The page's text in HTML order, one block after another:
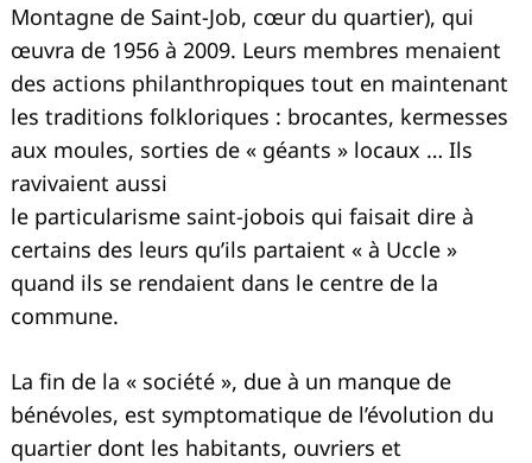
Montagne de Saint-Job, cœur du quartier), qui
œuvra de 1956 à 2009. Leurs membres menaient
des actions philanthropiques tout en maintenant
les traditions folkloriques : brocantes, kermesses
aux moules, sorties de « géants » locaux … Ils
ravivaient aussi
le particularisme saint-jobois qui faisait dire à
certains des leurs qu’ils partaient « à Uccle »
quand ils se rendaient dans le centre de la
commune.
La fin de la « société », due à un manque de
bénévoles, est symptomatique de l’évolution du
quartier dont les habitants, ouvriers et